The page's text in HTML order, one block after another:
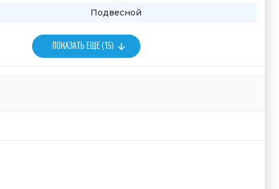
Подвесной
ПОКАЗАТЬ ЕЩЕ (15)